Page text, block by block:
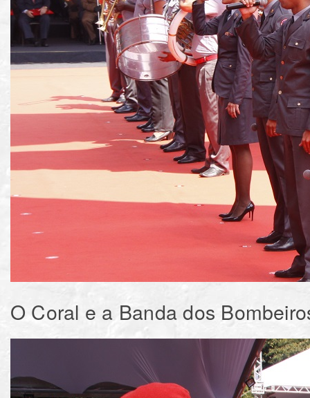
O Coral e a Banda dos